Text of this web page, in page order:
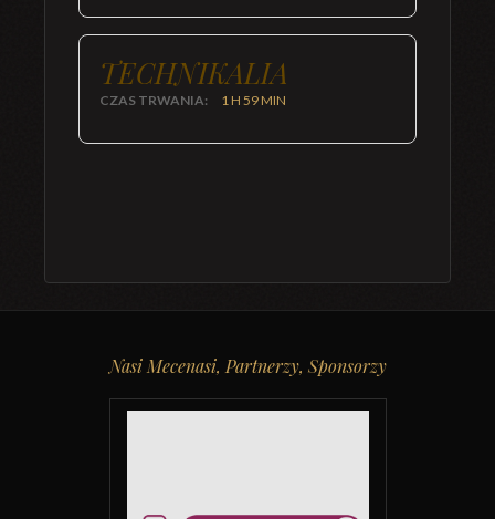
TECHNIKALIA
CZAS TRWANIA: 1 H 59 MIN
Nasi Mecenasi, Partnerzy, Sponsorzy